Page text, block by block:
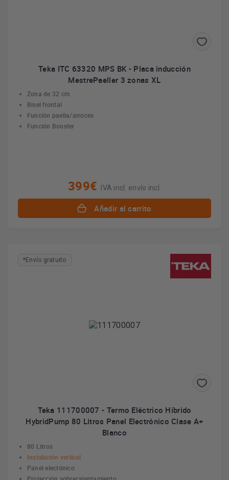
Teka ITC 63320 MPS BK - Placa inducción
MestrePaeller 3 zonas XL
Zona de 32 cm
Bisel frontal
Función paella/arroces
Función Booster
399€ IVA incl. envío incl.
Añadir al carrito
*Envío gratuito
Teka 111700007 - Termo Eléctrico Híbrido
HybridPump 80 Litros Panel Electrónico Clase A+
Blanco
80 Litros
Instalación vertical
Panel electónico